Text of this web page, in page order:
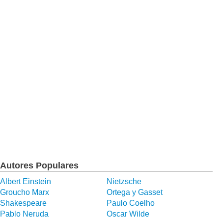
Autores Populares
Albert Einstein
Nietzsche
Groucho Marx
Ortega y Gasset
Shakespeare
Paulo Coelho
Pablo Neruda
Oscar Wilde